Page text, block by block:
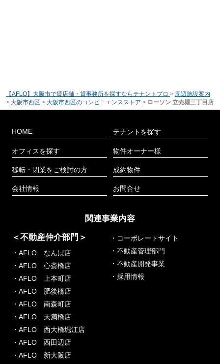
【AFLO】大阪市で貸店舗・貸事務所を探すならテナントプロ > 周辺施設案内
> 大阪市西区 > 大阪市西区のコンビニエンスストア > ローソン 立売堀三丁目店
HOME
オフィスを探す
移転・閉業をご検討の方
会社情報
テナントを探す
物件オーナー様
成約物件
お問合せ
関連事業内容
＜不動産仲介部門＞
・AFLO なんば店
・AFLO 心斎橋店
・AFLO 上本町店
・AFLO 肥後橋店
・AFLO 南森町店
・AFLO 天満橋店
・AFLO 西大橋堀江店
・AFLO 西田辺店
・AFLO 新大阪店
・コーポレートサイト
・不動産管理部門
・不動産開発事業
・採用情報